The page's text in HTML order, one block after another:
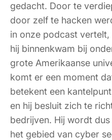
gedacht. Door te
door zelf te hacken
in onze podcast
hij binnenkwam bij
grote Amerikaanse
komt er een moment
betekent een
en hij besluit zich te
bedrijven. Hij wordt
het gebied van cyber